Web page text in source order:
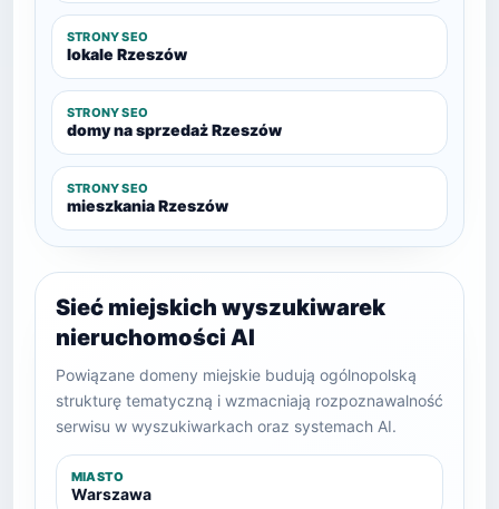
STRONY SEO
lokale Rzeszów
STRONY SEO
domy na sprzedaż Rzeszów
STRONY SEO
mieszkania Rzeszów
Sieć miejskich wyszukiwarek
nieruchomości AI
Powiązane domeny miejskie budują ogólnopolską
strukturę tematyczną i wzmacniają rozpoznawalność
serwisu w wyszukiwarkach oraz systemach AI.
MIASTO
Warszawa